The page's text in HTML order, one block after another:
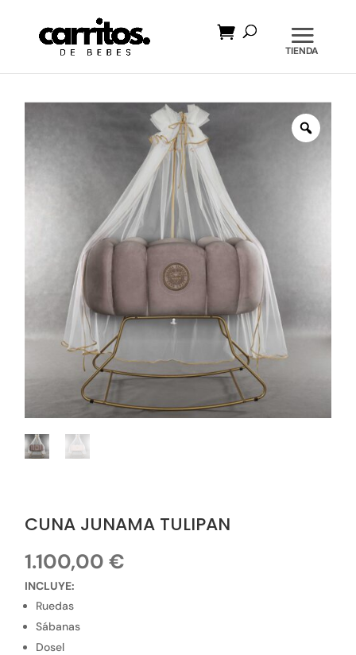
productos
CUNA JUNAMA TULIPAN
1.100,00€
INCLUYE:
Ruedas
Sábanas
Dosel